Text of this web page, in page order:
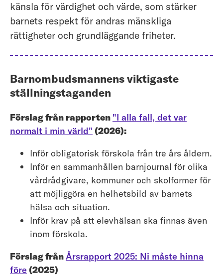
känsla för värdighet och värde, som stärker
barnets respekt för andras mänskliga
rättigheter och grundläggande friheter.
Barnombudsmannens viktigaste
ställningstaganden
Förslag från rapporten "I alla fall, det var
normalt i min värld" (2026):
Inför obligatorisk förskola från tre års åldern.
Inför en sammanhållen barnjournal för olika
vårdrådgivare, kommuner och skolformer för
att möjliggöra en helhetsbild av barnets
hälsa och situation.
Inför krav på att elevhälsan ska finnas även
inom förskola.
Förslag frånÅrsrapport 2025: Ni måste hinna
före (2025)